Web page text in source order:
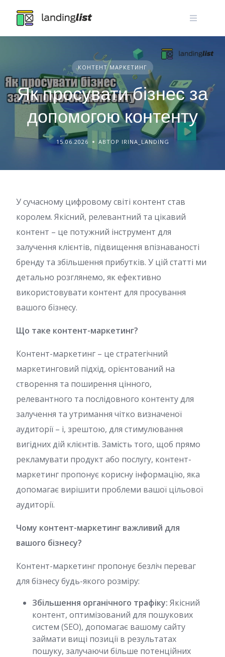
content
КОНТЕНТ МАРКЕТИНГ
Як просувати бізнес за
допомогою контенту
15.06.2026 АВТОР IRINA_LANDING
У сучасному цифровому світі контент став
королем. Якісний, релевантний та цікавий
контент – це потужний інструмент для
залучення клієнтів, підвищення впізнаваності
бренду та збільшення прибутків. У цій статті ми
детально розглянемо, як ефективно
використовувати контент для просування
вашого бізнесу.
Що таке контент-маркетинг?
Контент-маркетинг – це стратегічний
маркетинговий підхід, орієнтований на
створення та поширення цінного,
релевантного та послідовного контенту для
залучення та утримання чітко визначеної
аудиторії – і, зрештою, для стимулювання
вигідних дій клієнтів. Замість того, щоб прямо
рекламувати продукт або послугу, контент-
маркетинг пропонує корисну інформацію, яка
допомагає вирішити проблеми вашої цільової
аудиторії.
Чому контент-маркетинг важливий для
вашого бізнесу?
Контент-маркетинг пропонує безліч переваг
для бізнесу будь-якого розміру:
Збільшення органічного трафіку: Якісний
контент, оптимізований для пошукових
систем (SEO), допомагає вашому сайту
займати вищі позиції в результатах
пошуку, залучаючи більше потенційних